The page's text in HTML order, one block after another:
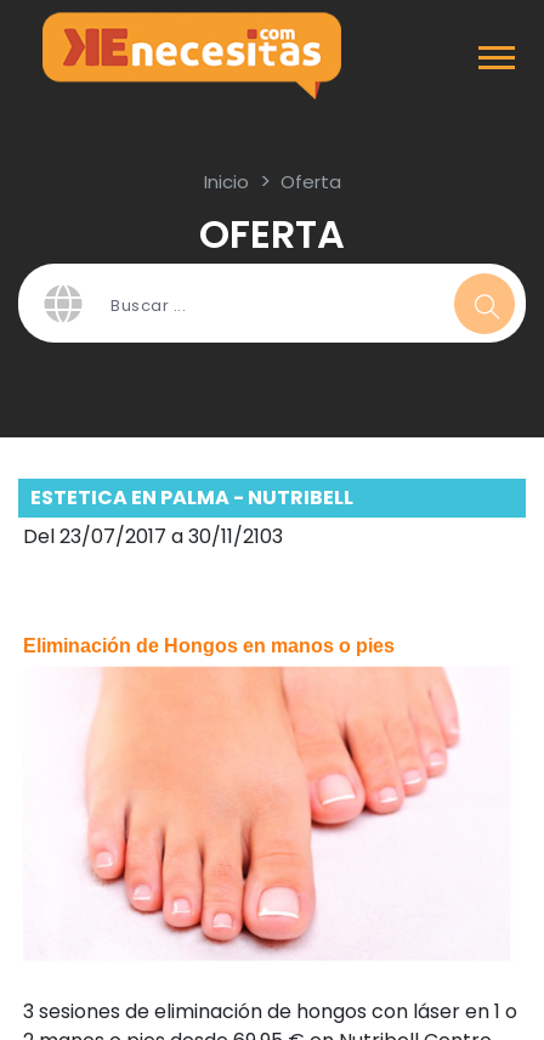
Inicio Oferta
OFERTA
ESTETICA EN PALMA - NUTRIBELL
Del 23/07/2017 a 30/11/2103
Eliminación de Hongos en manos o pies
3 sesiones de eliminación de hongos con láser en 1 o